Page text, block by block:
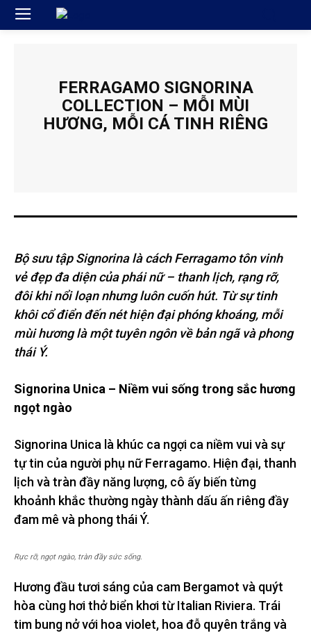
FERRAGAMO SIGNORINA
COLLECTION – MỖI MÙI
HƯƠNG, MỖI CÁ TINH RIÊNG
Bộ sưu tập Signorina là cách Ferragamo tôn vinh
vẻ đẹp đa diện của phái nữ – thanh lịch, rạng rỡ,
đôi khi nổi loạn nhưng luôn cuốn hút. Từ sự tinh
khôi cổ điển đến nét hiện đại phóng khoáng, mỗi
mùi hương là một tuyên ngôn về bản ngã và phong
thái Ý.
Signorina Unica – Niềm vui sống trong sắc hương
ngọt ngào
Signorina Unica là khúc ca ngợi ca niềm vui và sự
tự tin của người phụ nữ Ferragamo. Hiện đại, thanh
lịch và tràn đầy năng lượng, cô ấy biến từng
khoảnh khắc thường ngày thành dấu ấn riêng đầy
đam mê và phong thái Ý.
Rực rỡ, ngọt ngào, tràn đầy sức sống.
Hương đầu tươi sáng của cam Bergamot và quýt
hòa cùng hơi thở biển khơi từ Italian Riviera. Trái
tim bung nở với hoa violet, hoa đỗ quyên trắng và